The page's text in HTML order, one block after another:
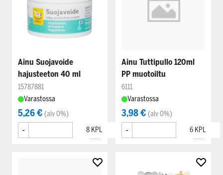
Ainu Suojavoide
hajusteeton 40 ml
15787881
Varastossa
5,26 € (alv 0%)
-
Ainu Tuttipullo 120ml
PP muotoiltu
6111
Varastossa
3,98 € (alv 0%)
-